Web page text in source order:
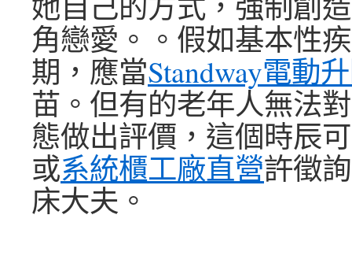
角戀愛。。假如基本性
期，應當Standway電動
苗。但有的老年人無法
態做出評價，這個時辰
或系統櫃工廠直營許徵
床大夫。